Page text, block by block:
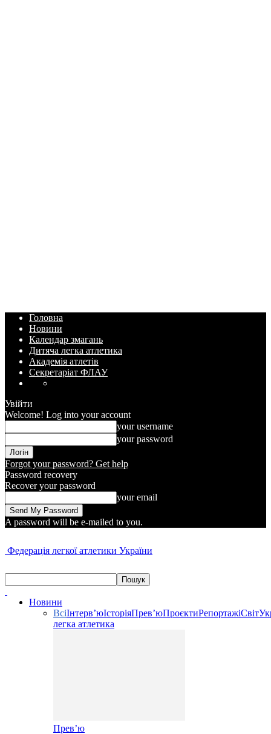
Головна
Новини
Календар змагань
Дитяча легка атлетика
Академія атлетів
Секретаріат ФЛАУ
Увійти
Welcome! Log into your account
your username
your password
Forgot your password? Get help
Password recovery
Recover your password
your email
A password will be e-mailed to you.
Федерація легкої атлетики України
Новини
ВсіІнтерв’юІсторіяПрев’юПроєктиРепортажіСвіт
легка атлетика
Прев’ю